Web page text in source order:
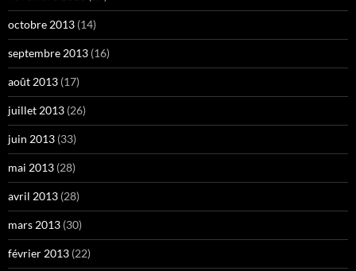
octobre 2013 (14)
septembre 2013 (16)
août 2013 (17)
juillet 2013 (26)
juin 2013 (33)
mai 2013 (28)
avril 2013 (28)
mars 2013 (30)
février 2013 (22)